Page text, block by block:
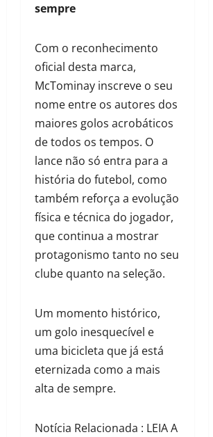
sempre
Com o reconhecimento
oficial desta marca,
McTominay inscreve o seu
nome entre os autores dos
maiores golos acrobáticos
de todos os tempos. O
lance não só entra para a
história do futebol, como
também reforça a evolução
física e técnica do jogador,
que continua a mostrar
protagonismo tanto no seu
clube quanto na seleção.
Um momento histórico,
um golo inesquecível e
uma bicicleta que já está
eternizada como a mais
alta de sempre.
Notícia Relacionada : LEIA A